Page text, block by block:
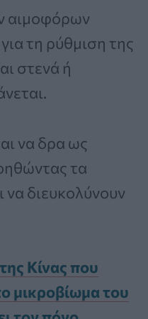
αιμοφόρων
τη ρύθμιση της
στενά ή
να δρα ως
τα
να διευκολύνουν
Κίνας που
μικροβίωμα του